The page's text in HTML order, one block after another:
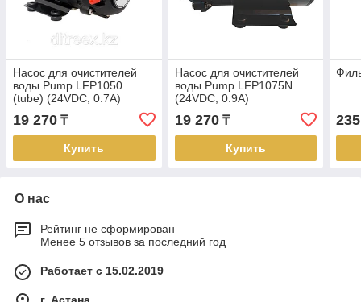
Насос для очистителей
воды Pump LFP1050
(tube) (24VDC, 0.7A)
19 270 ₸
Купить
Насос для очистителей
воды Pump LFP1075N
(24VDC, 0.9A)
19 270₸
Купить
О нас
Рейтинг не сформирован
Менее 5 отзывов за последний год
Работает с 15.02.2019